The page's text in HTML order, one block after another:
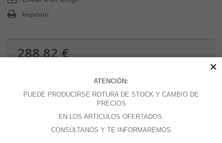
Imprimir
288,82 €
Cantidad
ATENCIÓN:
PUEDE PRODUCIRSE ROTURA DE STOCK Y CAMBIO DE
PRECIOS
EN LOS ARTICULOS OFERTADOS.
CONSÚLTANOS Y TE INFORMAREMOS
×